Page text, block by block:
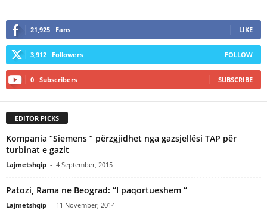
21,925 Fans LIKE
3,912 Followers FOLLOW
0 Subscribers SUBSCRIBE
EDITOR PICKS
Kompania “Siemens ” përzgjidhet nga gazsjellësi TAP për
turbinat e gazit
Lajmetshqip - 4 September, 2015
Patozi, Rama ne Beograd: “I paqortueshem “
Lajmetshqip - 11 November, 2014